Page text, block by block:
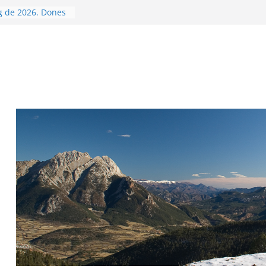
ETAPA
2026. Dones i
83
Oratori Sant
Coll de